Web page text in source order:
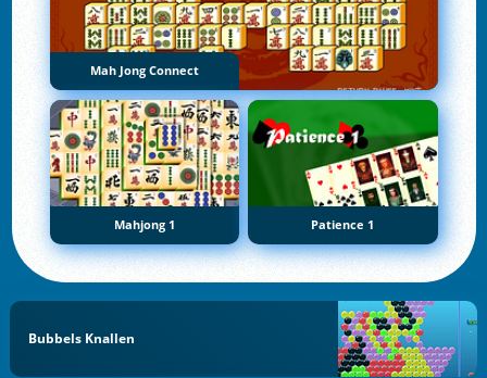
Mah Jong Connect
Mahjong 1 Patience 1
Bubbels Knallen